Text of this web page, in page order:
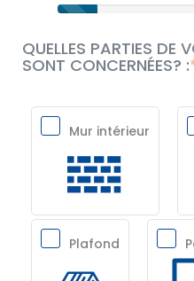
QUELLES PARTIES DE
SONT CONCERNÉES? :
Mur intérieur
Plafond